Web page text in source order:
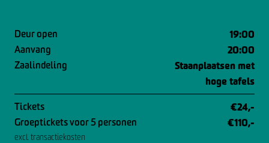
Deur open 19:00
Aanvang 20:00
Zaalindeling
Staanplaatsen met
hoge tafels
Tickets €24,-
Groeptickets voor 5 personen €110,-
excl. transactiekosten